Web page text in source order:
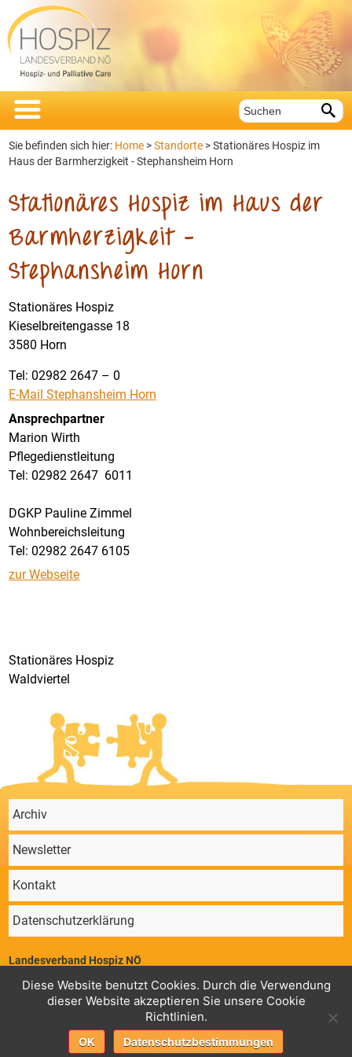
 
Sie befinden sich hier: Home >Standorte >Stationäres Hospiz im
Haus der Barmherzigkeit - Stephansheim Horn
Stationäres Hospiz im Haus der
Barmherzigkeit –
Stephansheim Horn
Stationäres Hospiz
Kieselbreitengasse 18
3580 Horn
Tel: 02982 2647 – 0
E-Mail Stephansheim Horn
Ansprechpartner
Marion Wirth
Pflegedienstleitung
Tel: 02982 2647 6011
DGKP Pauline Zimmel
Wohnbereichsleitung
Tel: 02982 2647 6105
zur Webseite
Stationäres Hospiz
Waldviertel
Archiv
Newsletter
Kontakt
Datenschutzerklärung
Landesverband Hospiz NÖ
Mail:office@hospiz-noe.at
Konto Landesverband Hospiz NÖ,Geschäftsstelle: RK Guntramsdorf,
AT78 3225 0000 0070 7760 BIC: RLNWATWWGTD
Konto Landesverband Hospiz NÖ,Fortbildungen: Sparkasse Baden, AT37
2020 5015 0000 6349 BIC: SPBDAT21XXX
Diese Website benutzt Cookies. Durch die Verwendung
dieser Website akzeptieren Sie unsere Cookie
Richtlinien.
OK Datenschutzbestimmungen